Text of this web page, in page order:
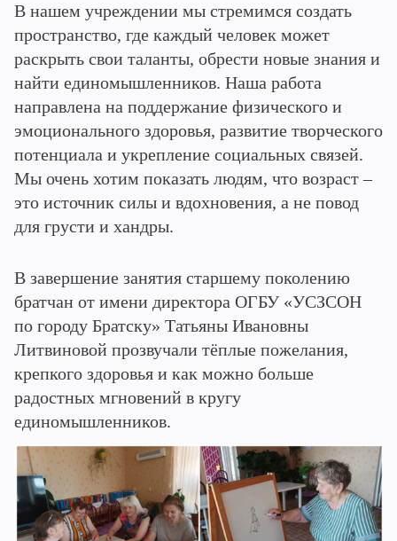
В нашем учреждении мы стремимся создать
пространство, где каждый человек может
раскрыть свои таланты, обрести новые знания и
найти единомышленников. Наша работа
направлена на поддержание физического и
эмоционального здоровья, развитие творческого
потенциала и укрепление социальных связей.
Мы очень хотим показать людям, что возраст –
это источник силы и вдохновения, а не повод
для грусти и хандры.
В завершение занятия старшему поколению
братчан от имени директора ОГБУ «УСЗСОН
по городу Братску» Татьяны Ивановны
Литвиновой прозвучали тёплые пожелания,
крепкого здоровья и как можно больше
радостных мгновений в кругу
единомышленников.